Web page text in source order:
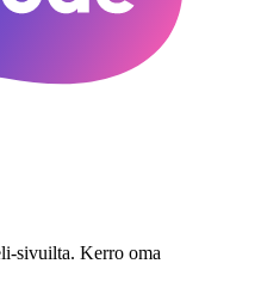
sivuilta. Kerro oma